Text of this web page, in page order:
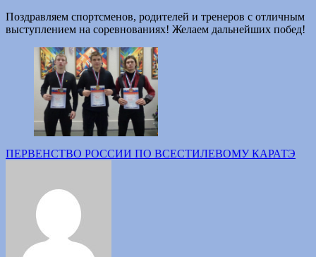
Поздравляем спортсменов, родителей и тренеров с отличным
выступлением на соревнованиях! Желаем дальнейших побед!
Навигация
записям
ПЕРВЕНСТВО РОССИИ ПО ВСЕСТИЛЕВОМУ КАРАТЭ